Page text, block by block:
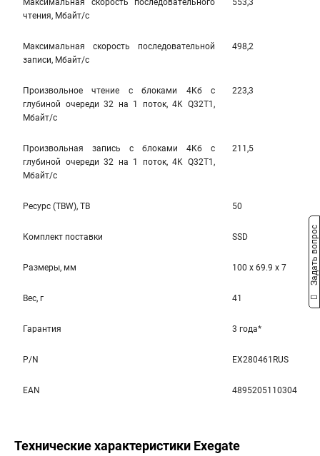
Максимальная скорость последовательного
чтения, Мбайт/с
553,3
Максимальная скорость последовательной
записи, Мбайт/с
498,2
Произвольное чтение с блоками 4Кб с
глубиной очереди 32 на 1 поток, 4K Q32T1,
Мбайт/с
223,3
Произвольная запись с блоками 4Кб с
глубиной очереди 32 на 1 поток, 4K Q32T1,
Мбайт/с
211,5
Ресурс (TBW), TB 50
Комплект поставки SSD
Размеры, мм 100 x 69.9 x 7
Вес, г 41
Гарантия 3 года*
P/N EX280461RUS
EAN 4895205110304
Технические характеристики Exegate
Задать вопрос